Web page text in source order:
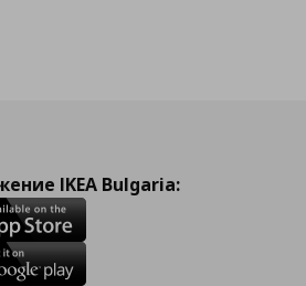
IKEA Bulgaria: